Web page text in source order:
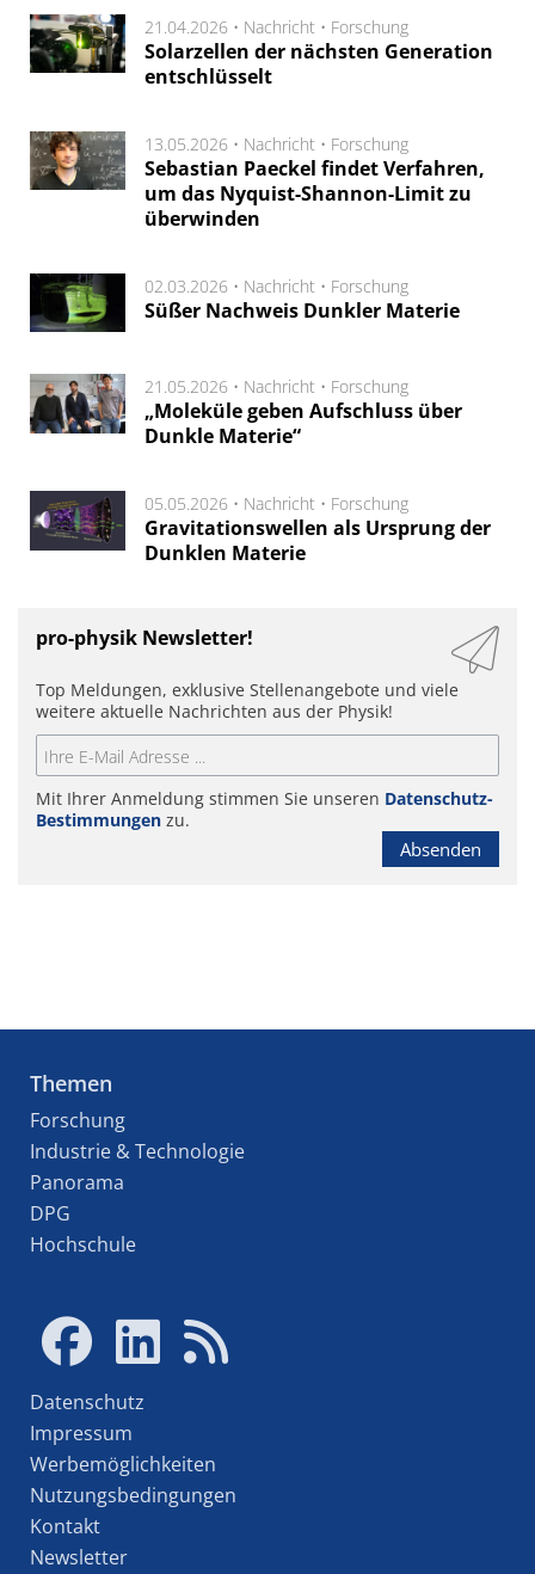
21.04.2026 • Nachricht • Forschung
Solarzellen der nächsten Generation
entschlüsselt
13.05.2026 • Nachricht • Forschung
Sebastian Paeckel findet Verfahren,
um das Nyquist-Shannon-Limit zu
überwinden
02.03.2026 • Nachricht • Forschung
Süßer Nachweis Dunkler Materie
21.05.2026 • Nachricht • Forschung
„Moleküle geben Aufschluss über
Dunkle Materie“
05.05.2026 • Nachricht • Forschung
Gravitationswellen als Ursprung der
Dunklen Materie
pro-physik Newsletter!
Top Meldungen, exklusive Stellenangebote und viele
weitere aktuelle Nachrichten aus der Physik!
Mit Ihrer Anmeldung stimmen Sie unseren Datenschutz-
Bestimmungen zu.
Absenden
Themen
Forschung
Industrie & Technologie
Panorama
DPG
Hochschule
Datenschutz
Impressum
Werbemöglichkeiten
Nutzungsbedingungen
Kontakt
Newsletter